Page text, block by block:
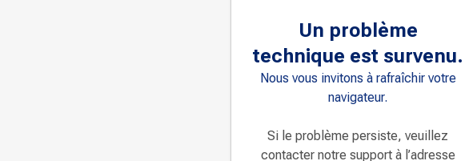
Un problème
technique est survenu.
Nous vous invitons à rafraîchir votre
navigateur.
Si le problème persiste, veuillez
contacter notre support à l’adresse